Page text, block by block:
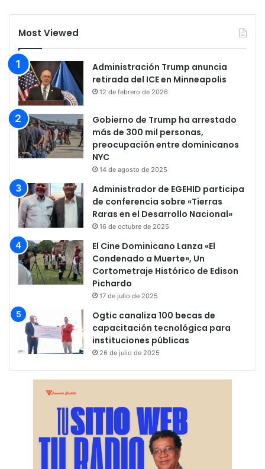
Most Viewed
Administración Trump anuncia
retirada del ICE en Minneapolis
12 de febrero de 2026
Gobierno de Trump ha arrestado
más de 300 mil personas,
preocupación entre dominicanos
NYC
14 de agosto de 2025
Administrador de EGEHID participa
de conferencia sobre «Tierras
Raras en el Desarrollo Nacional»
16 de octubre de 2025
El Cine Dominicano Lanza «El
Condenado a Muerte», Un
Cortometraje Histórico de Edison
Pichardo
17 de julio de 2025
Ogtic canaliza 100 becas de
capacitación tecnológica para
instituciones públicas
26 de julio de 2025